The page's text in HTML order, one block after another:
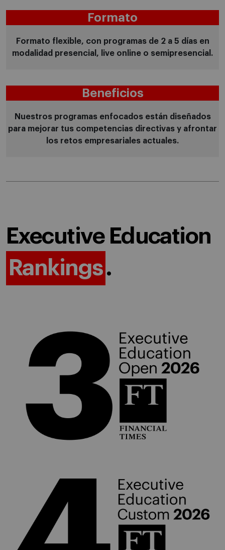
Formato
Formato flexible, con programas de 2 a 5 días en
modalidad presencial, live online o semipresencial.
Beneficios
Nuestros programas enfocados están diseñados
para mejorar tus competencias directivas y afrontar
los retos empresariales actuales.
Executive Education
Rankings.